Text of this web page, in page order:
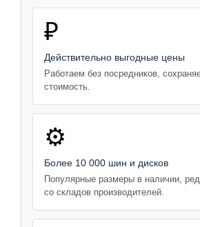
₽
Действительно выгодные цены
Работаем без посредников,
стоимость.
⚙️
Более 10 000 шин и дисков
Популярные размеры в наличии,
со складов производителей.